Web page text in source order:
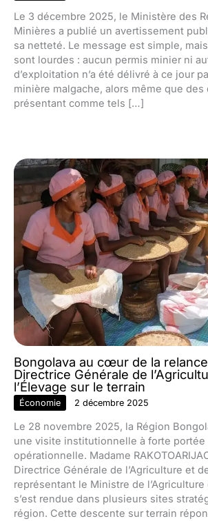
Le 3 décembre 2025, le Ministère des
Minières a publié un avertissement
sa netteté. Le message est simple,
sont lourdes : aucun permis minier ni
d’exploitation n’a été délivré à ce jour
minière malgache, alors même que des
présentant comme tels […]
Bongolava au cœur de la
Directrice Générale de
l’Élevage sur le terrain
Économie 2 décembre 2025
Le 28 novembre 2025, la Région
une visite institutionnelle à forte
opérationnelle. Madame
Directrice Générale de l’Agriculture et
représentant le Ministre de l’Agriculture
s’est rendue dans plusieurs sites
région. Cette descente sur terrain